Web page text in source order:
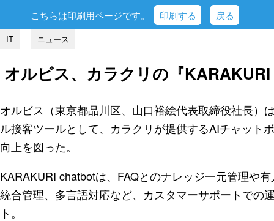
こちらは印刷用ページです。 印刷する 戻る
IT ニュース
オルビス、カラクリの『
オルビス（東京都品川区、山口裕絵代表取締役社長）
ル接客ツールとして、カラクリが提供するAIチャット
向上を図った。
KARAKURI chatbotは、FAQとのナレッジ一元管理や
統合管理、多言語対応など、カスタマーサポートでの
ト。